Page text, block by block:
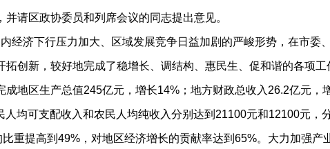
区政协委员和列席会议的同志提出意见。
济下行压力加大、区域发展竞争日益加剧的严峻形势，在市委
创新，较好地完成了稳增长、调结构、惠民生、促和谐的各项
区生产总值245亿元，增长14%；地方财政总收入26.2亿元，
均可支配收入和农民人均纯收入分别达到21100元和12100元，
重提高到49%，对地区经济增长的贡献率达到65%。大力加强